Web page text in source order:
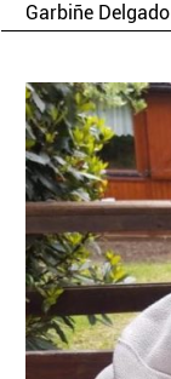
Garbiñe